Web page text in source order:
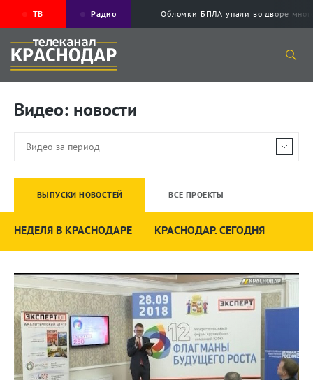
ТВ Радио Обломки БПЛА упали во дворе
Видео: новости
ВЫПУСКИ НОВОСТЕЙ ВСЕ ПРОЕКТЫ
НЕДЕЛЯ В КРАСНОДАРЕ КРАСНОДАР. СЕГОДНЯ